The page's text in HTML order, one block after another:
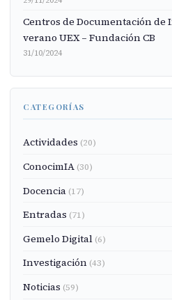
Centros de Documentación de
verano UEX – Fundación CB
31/10/2024
CATEGORÍAS
Actividades (20)
ConocimIA (30)
Docencia (17)
Entradas (71)
Gemelo Digital (6)
Investigación (43)
Noticias (59)